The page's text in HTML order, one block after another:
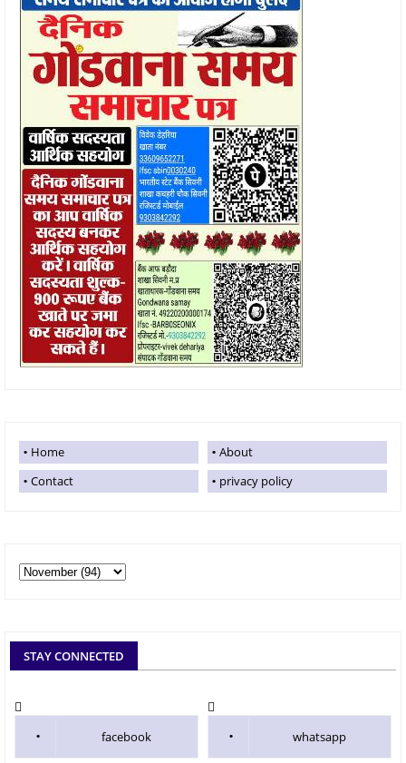
Home
About
Contact
privacy policy
STAY CONNECTED
facebook whatsapp